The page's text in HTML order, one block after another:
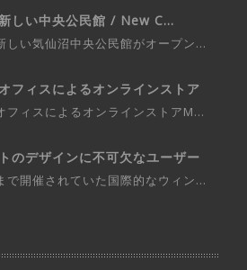
しい中央公民館 / New C...
しい気仙沼中央公民館がオープン...
フィスによるオンラインストア
フィスによるオンラインストアM...
のデザインに不可欠なユーザー
で開催されていた国際的なウィン...